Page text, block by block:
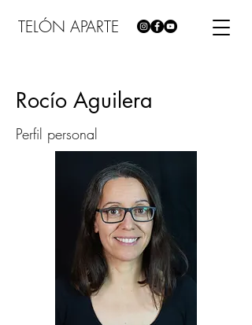
TELÓN APARTE
Rocío Aguilera
Perfil personal